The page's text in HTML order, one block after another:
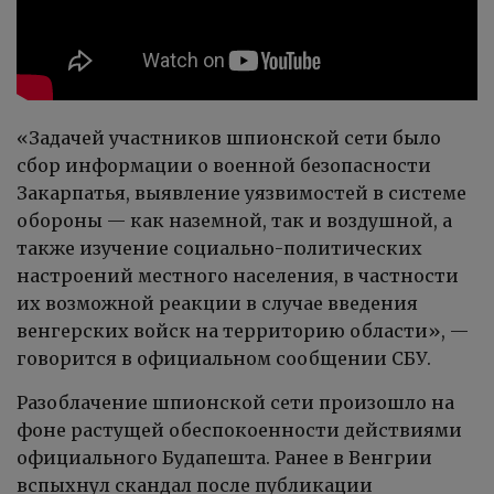
«Задачей участников шпионской сети было
сбор информации о военной безопасности
Закарпатья, выявление уязвимостей в системе
обороны — как наземной, так и воздушной, а
также изучение социально-политических
настроений местного населения, в частности
их возможной реакции в случае введения
венгерских войск на территорию области», —
говорится в официальном сообщении СБУ.
Разоблачение шпионской сети произошло на
фоне растущей обеспокоенности действиями
официального Будапешта. Ранее в Венгрии
вспыхнул скандал после публикации